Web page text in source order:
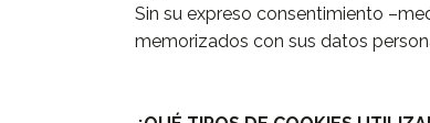
Sin su expreso consentimiento
memorizados con sus datos